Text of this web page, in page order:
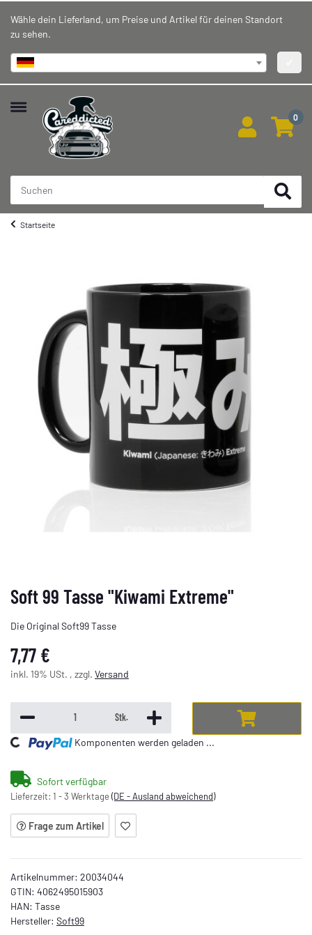
Wähle dein Lieferland, um Preise und Artikel für deinen Standort
zu sehen.
0
Startseite
Soft 99 Tasse "Kiwami Extreme"
Die Original Soft99 Tasse
7,77 €
inkl. 19% USt. , zzgl. Versand
Stk.
Komponenten werden geladen ...
Sofort verfügbar
Lieferzeit: 1 - 3 Werktage (DE - Ausland abweichend)
Frage zum Artikel
Artikelnummer: 20034044
GTIN: 4062495015903
HAN: Tasse
Hersteller: Soft99